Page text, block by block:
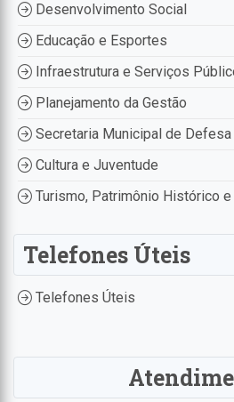
Desenvolvimento Social
Educação e Esportes
Infraestrutura e Serviços
Planejamento da Gestão
Secretaria Municipal de
Cultura e Juventude
Turismo, Patrimônio Histórico
Telefones Úteis
Telefones Úteis